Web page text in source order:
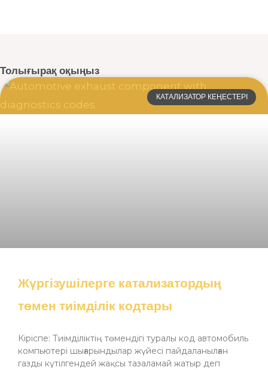
Толығырақ оқыңыз
КАТАЛИЗАТОР КЕҢЕСТЕРІ
Жүргізушілерге катализатордың
төмен тиімділік кодтары
Кіріспе: Тиімділіктің төмендігі туралы код автомобиль
компьютері шығарындылар жүйесі пайдаланылған
газды күтілгендей жақсы тазаламай жатыр деп